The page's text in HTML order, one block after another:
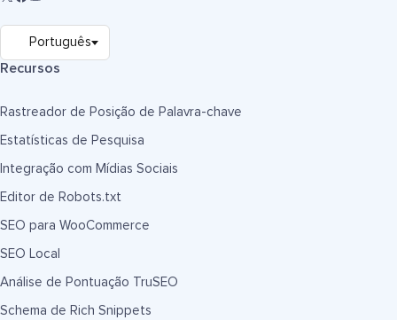
Recursos
Rastreador de Posição de Palavra-chave
Estatísticas de Pesquisa
Integração com Mídias Sociais
Editor de Robots.txt
SEO para WooCommerce
SEO Local
Análise de Pontuação TruSEO
Schema de Rich Snippets